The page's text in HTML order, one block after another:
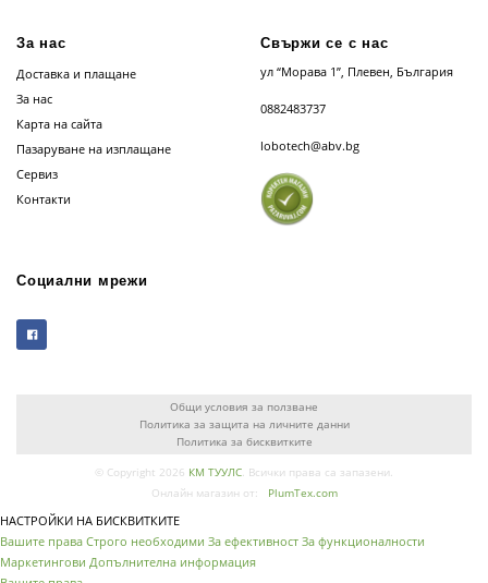
За нас
Доставка и плащане
За нас
Карта на сайта
Пазаруване на изплащане
Сервиз
Контакти
Свържи се с нас
ул “Морава 1”, Плевен, България
0882483737
lobotech@abv.bg
Социални мрежи
Общи условия за ползване
Политика за защита на личните данни
Политика за бисквитките
© Copyright 2026 КМ ТУУЛС. Всички права са запазени.
Онлайн магазин от:
PlumTex.com
НАСТРОЙКИ НА БИСКВИТКИТЕ
Вашите права Строго необходими За ефективност За функционалности
Маркетингови Допълнителна информация